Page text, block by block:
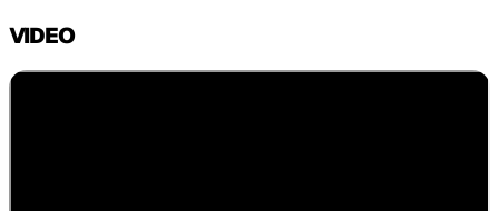
VIDEO